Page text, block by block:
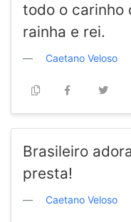
todo o carinho
rainha e rei.
Caetano Veloso
Brasileiro
presta!
Caetano Veloso